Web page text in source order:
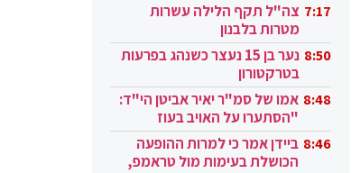
7:17 צה"ל תקף הלילה עשרות
מטרות בלבנון
8:50
נער בן 15 נעצר כשנהג בפרעות
בטרקטורון
8:48 אמו של סמ"ר יאיר אביטן הי"ד:
"הסתערו על האויב בעוז
ובגבורה" 8:46 ביידן אמר כי למרות ההופעה
הכושלת בעימות מול טראמפ,